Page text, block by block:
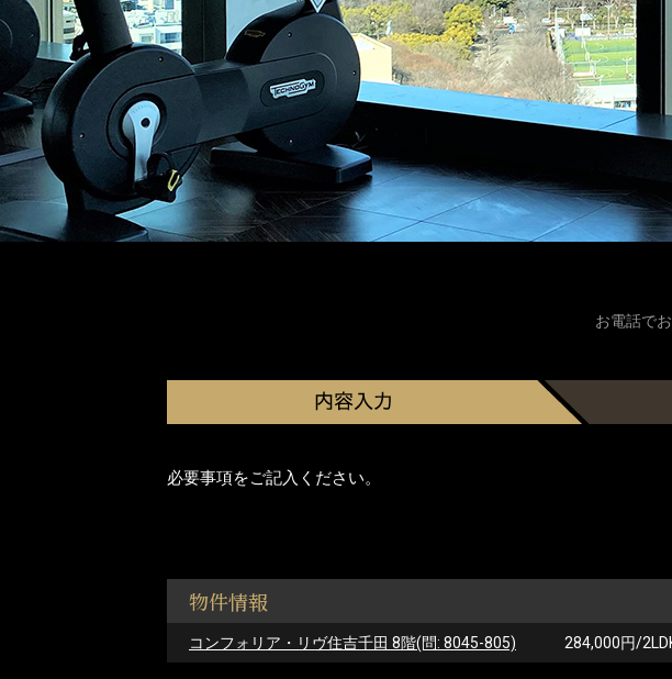
お電話で
必要事項をご記入ください。
物件情報
コンフォリア・リヴ住吉千田 8階(問: 8045-805) 284,000円/